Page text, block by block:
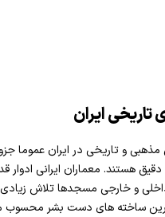
ایران
و تاریخی در ایران عموما جزو
هستند. معماران ایرانی ادوار
و خارجی مسجدها تلاش زیادی
ساخته های دست بشر محسوب